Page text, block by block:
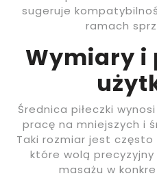
sugeruje
ramach
Wymiary
Średnica piłeczki wynosi
pracę na mniejszych i
Taki rozmiar jest
które wolą
masażu w